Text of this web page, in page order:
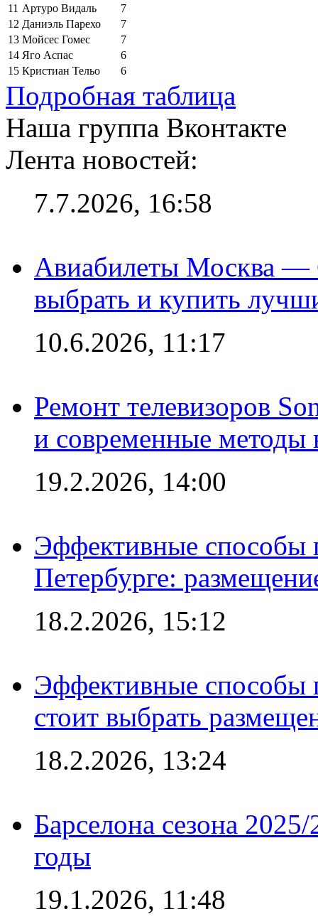
11 Артуро Видаль
7
12 Даниэль Парехо
7
13 Мойсес Гомес
7
14 Яго Аспас
6
15 Кристиан Тельо 6
Подробная таблица
Наша группа Вконтакте
Лента новостей:
7.7.2026, 16:58
Авиабилеты Москва —
выбрать и купить
10.6.2026, 11:17
Ремонт телевизоров
и современные методы
19.2.2026, 14:00
Эффективные способы
Петербурге:
18.2.2026, 15:12
Эффективные способы
стоит выбрать
18.2.2026, 13:24
Барселона сезона
годы
19.1.2026, 11:48